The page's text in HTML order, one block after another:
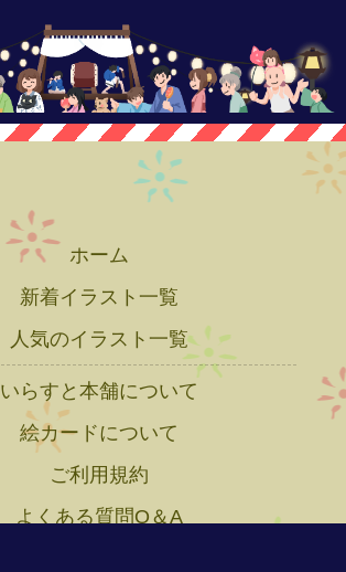
ホーム
新着イラスト一覧
人気のイラスト一覧
いらすと本舗について
絵カードについて
ご利用規約
よくある質問Q＆A